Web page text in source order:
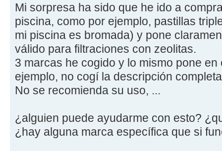
Mi sorpresa ha sido que he ido a
piscina, como por ejemplo, pastillas
mi piscina es bromada) y pone
válido para filtraciones con zeolitas.
3 marcas he cogido y lo mismo pone
ejemplo, no cogí la descripción
No se recomienda su uso, ...
¿alguien puede ayudarme con esto?
¿hay alguna marca específica que si